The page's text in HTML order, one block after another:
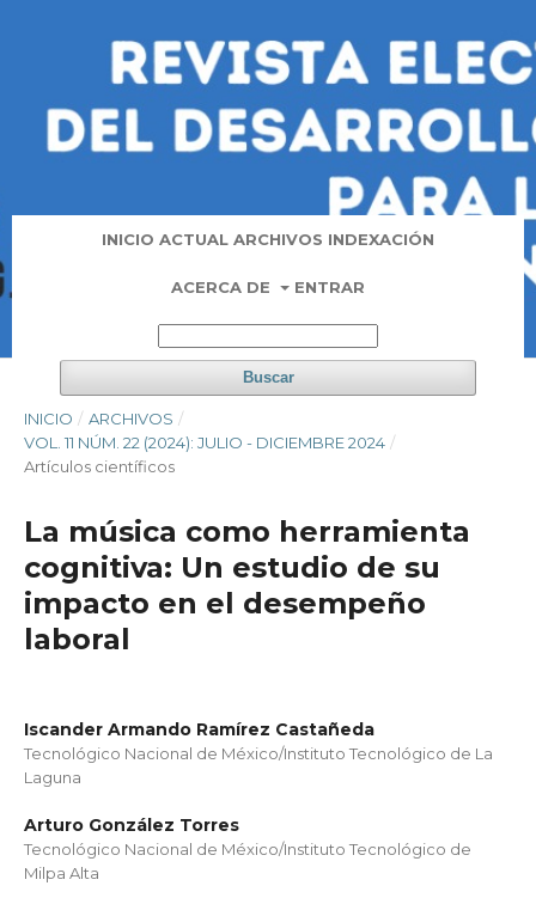
INICIO ACTUAL ARCHIVOS INDEXACIÓN
ACERCA DE ENTRAR
Buscar
INICIO / ARCHIVOS /
VOL. 11 NÚM. 22 (2024): JULIO - DICIEMBRE 2024 /
Artí­culos científicos
La música como herramienta
cognitiva: Un estudio de su
impacto en el desempeño
laboral
Iscander Armando Ramírez Castañeda
Tecnológico Nacional de México/Instituto Tecnológico de La
Laguna
Arturo González Torres
Tecnológico Nacional de México/Instituto Tecnológico de
Milpa Alta